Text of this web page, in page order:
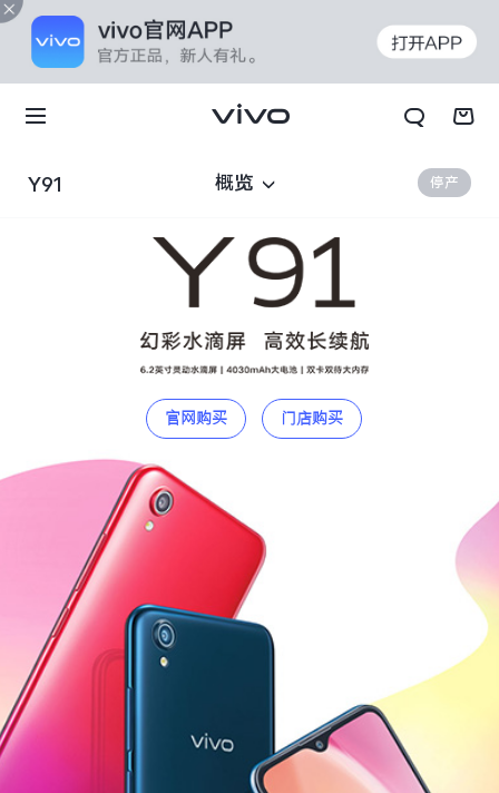
X70t
X70
S12 Pro
全部T机型
Y76s
iQOO 9
vivo WATCH 2 vivo TWS 2
Y91 停产
概览
官网购买 门店购买